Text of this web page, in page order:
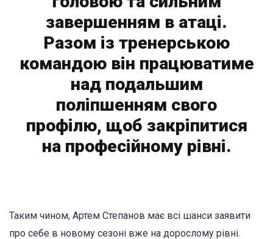
завершенням в атаці.
Разом із тренерською
командою він працюватиме
над подальшим
поліпшенням свого
профілю, щоб закріпитися
на професійному рівні.
Таким чином, Артем Степанов має всі шанси заявити
про себе в новому сезоні вже на дорослому рівні.